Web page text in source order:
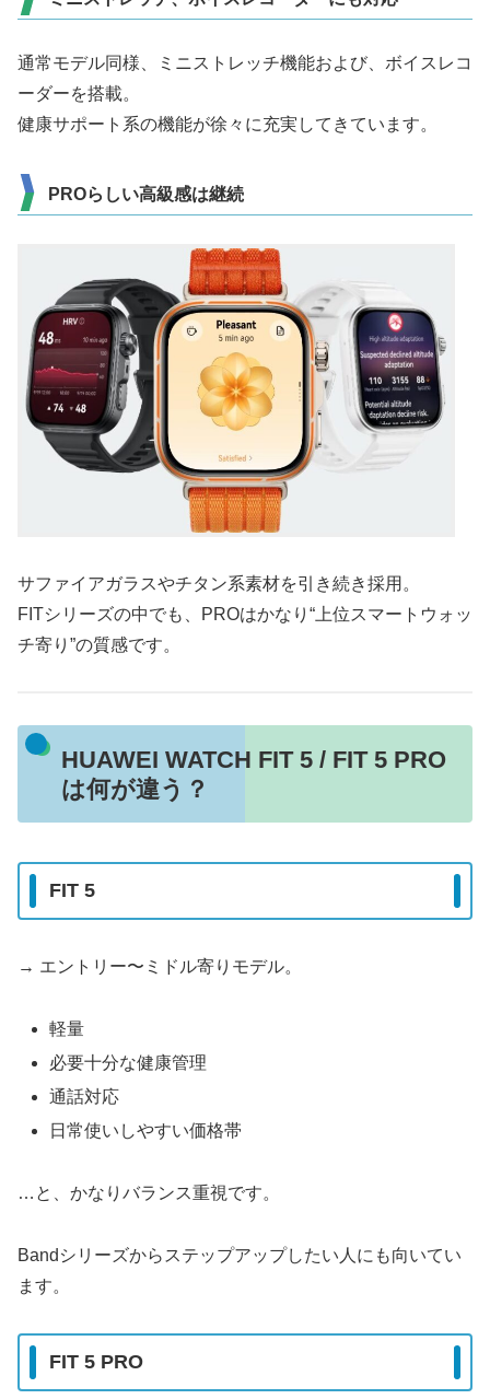
通常モデル同様、ミニストレッチ機能および、ボイスレコ
ーダーを搭載。
健康サポート系の機能が徐々に充実してきています。
PROらしい高級感は継続
サファイアガラスやチタン系素材を引き続き採用。
FITシリーズの中でも、PROはかなり“上位スマートウォッ
チ寄り”の質感です。
HUAWEI WATCH FIT 5 / FIT 5 PRO
は何が違う？
FIT 5
→ エントリー〜ミドル寄りモデル。
軽量
必要十分な健康管理
通話対応
日常使いしやすい価格帯
…と、かなりバランス重視です。
Bandシリーズからステップアップしたい人にも向いてい
ます。
FIT 5 PRO